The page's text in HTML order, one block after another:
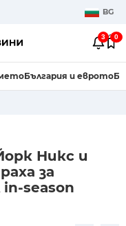
BG
3 0
България и еврото
Никс и
за
season